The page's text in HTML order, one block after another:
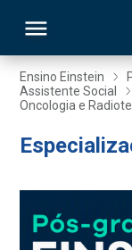
Ensino Einstein
Assistente Social
Oncologia e